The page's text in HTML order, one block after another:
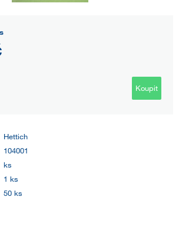
Koupit
Hettich
104001
ks
1 ks
50 ks